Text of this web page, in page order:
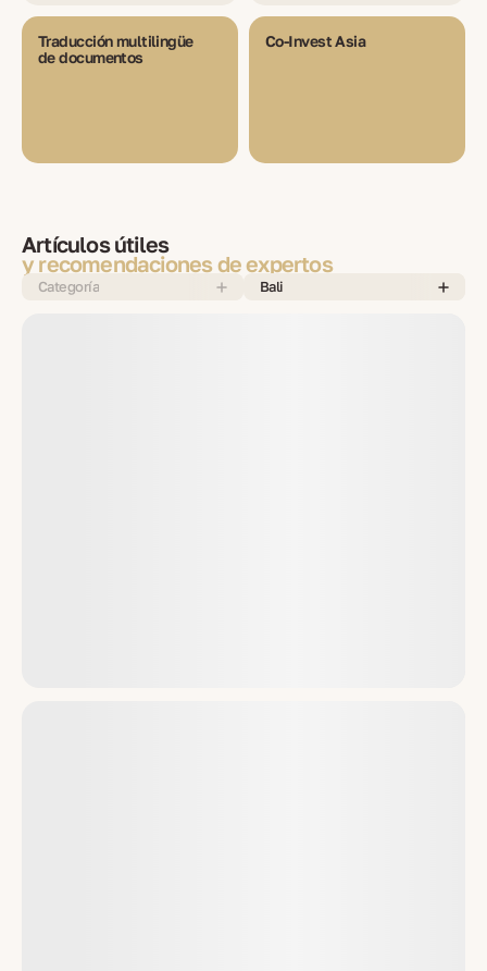
Traducción multilingüe
de documentos
Co-Invest Asia
Artículos útiles
y recomendaciones de expertos
Categoría Bali